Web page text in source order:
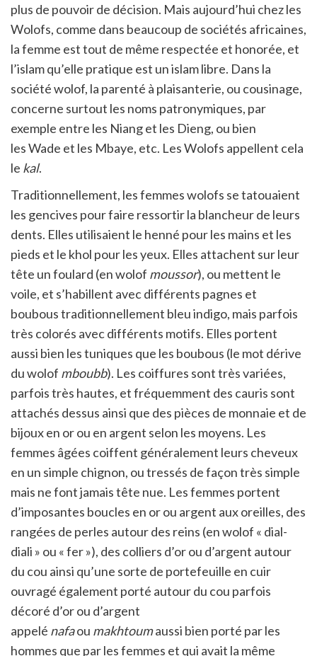
plus de pouvoir de décision. Mais aujourd’hui chez les
Wolofs, comme dans beaucoup de sociétés africaines,
la femme est tout de même respectée et honorée, et
l’islam qu’elle pratique est un islam libre. Dans la
société wolof, la parenté à plaisanterie, ou cousinage,
concerne surtout les noms patronymiques, par
exemple entre les Nianget les Dieng, ou bien
lesWade et les Mbaye, etc. Les Wolofs appellent cela
le kal.
Traditionnellement, les femmes wolofs se tatouaient
les gencives pour faire ressortir la blancheur de leurs
dents. Elles utilisaient le henné pour les mains et les
pieds et le khol pour les yeux. Elles attachent sur leur
tête un foulard (en wolof moussor), ou mettent le
voile, et s’habillent avec différents pagnes et
boubous traditionnellement bleu indigo, mais parfois
très colorés avec différents motifs. Elles portent
aussi bien les tuniques que les boubous (le mot dérive
du wolof mboubb). Les coiffures sont très variées,
parfois très hautes, et fréquemment des cauris sont
attachés dessus ainsi que des pièces de monnaie et de
bijoux en or ou en argent selon les moyens. Les
femmes âgées coiffent généralement leurs cheveux
en un simple chignon, ou tressés de façon très simple
mais ne font jamais tête nue. Les femmes portent
d’imposantes boucles en or ou argent aux oreilles, des
rangées de perles autour des reins (en wolof « dial-
diali » ou « fer »), des colliers d’or ou d’argent autour
du cou ainsi qu’une sorte de portefeuille en cuir
ouvragé également porté autour du cou parfois
décoré d’or ou d’argent
appelé nafaou makhtoumaussi bien porté par les
hommes que par les femmes et qui avait la même